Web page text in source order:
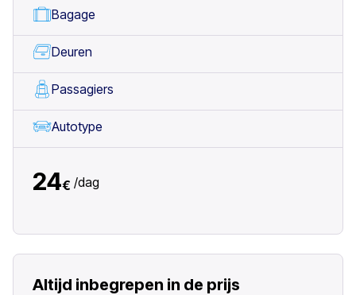
Bagage
Deuren
Passagiers
Autotype
24€ /dag
Altijd inbegrepen in de prijs